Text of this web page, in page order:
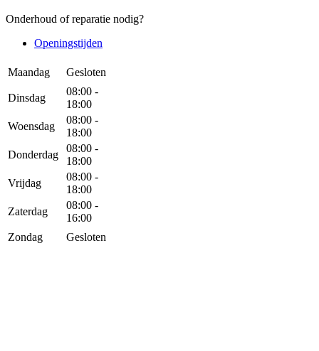
Onderhoud of reparatie nodig?
Openingstijden
Maandag Gesloten
Dinsdag
08:00 -
18:00
Woensdag
08:00 -
18:00
Donderdag
08:00 -
18:00
Vrijdag
08:00 -
18:00
Zaterdag
08:00 -
16:00
Zondag
Gesloten